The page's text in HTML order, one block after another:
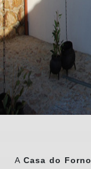
A Casa do Forno